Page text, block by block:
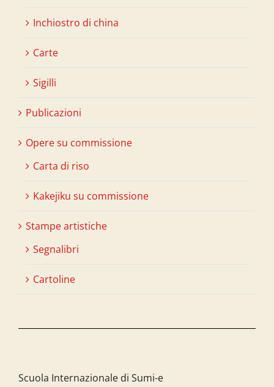
Inchiostro di china
Carte
Sigilli
Publicazioni
Opere su commissione
Carta di riso
Kakejiku su commissione
Stampe artistiche
Segnalibri
Cartoline
Scuola Internazionale di Sumi-e